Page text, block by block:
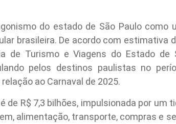
do estado de São Paulo como
brasileira. De acordo com estimativa
de Turismo e Viagens do Estado de
pelos destinos paulistas no
ao Carnaval de 2025.
R$ 7,3 bilhões, impulsionada por um
alimentação, transporte, compras e